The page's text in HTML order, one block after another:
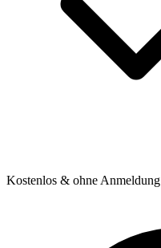
Kostenlos & ohne Anmeldung